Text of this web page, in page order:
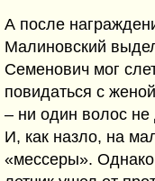
А после
Малиновский
Семенович мог
повидаться с
– ни один волос не
И, как назло, на
«мессеры».